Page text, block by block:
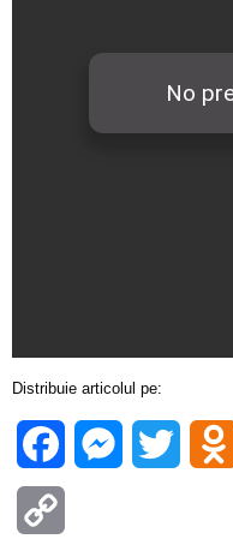
Distribuie articolul pe:
FacebookMessenger
Twitter